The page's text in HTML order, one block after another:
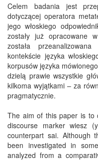
Celem badania jest
dotyczącej operatora
jego włoskiego
zostały już opracowane
została
kontekście języka
korpusów języka
dzielą prawie wszystkie
kilkoma wyjątkami – za
pragmatycznie.
The aim of this paper is to
discourse marker wiesz
counterpart sai. Although
been investigated in
analyzed from a